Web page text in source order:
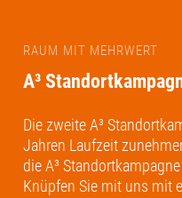
RAUM MIT MEHRWERT
A³
Die zweite A³
Jahren Laufzeit
die A³
Knüpfen Sie mit uns mit